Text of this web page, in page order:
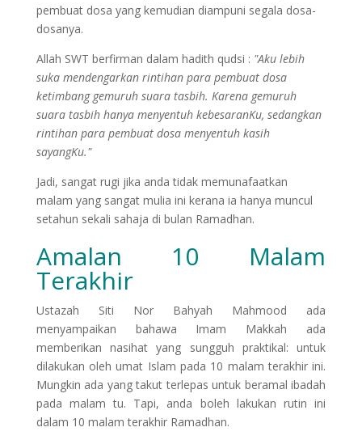
pembuat dosa yang kemudian diampuni segala dosa-
dosanya.
Allah SWT berfirman dalam hadith qudsi : "Aku lebih
suka mendengarkan rintihan para pembuat dosa
ketimbang gemuruh suara tasbih. Karena gemuruh
suara tasbih hanya menyentuh kebesaranKu, sedangkan
rintihan para pembuat dosa menyentuh kasih
sayangKu."
Jadi, sangat rugi jika anda tidak memunafaatkan
malam yang sangat mulia ini kerana ia hanya muncul
setahun sekali sahaja di bulan Ramadhan.
Amalan 10 Malam
Terakhir
Ustazah Siti Nor Bahyah Mahmood ada
menyampaikan bahawa Imam Makkah ada
memberikan nasihat yang sungguh praktikal: untuk
dilakukan oleh umat Islam pada 10 malam terakhir ini.
Mungkin ada yang takut terlepas untuk beramal ibadah
pada malam tu. Tapi, anda boleh lakukan rutin ini
dalam 10 malam terakhir Ramadhan.